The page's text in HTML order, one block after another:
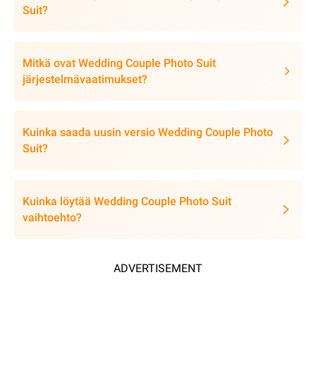
Suit?
Mitkä ovat Wedding Couple Photo Suit
järjestelmävaatimukset?
Kuinka saada uusin versio Wedding Couple Photo
Suit?
Kuinka löytää Wedding Couple Photo Suit
vaihtoehto?
ADVERTISEMENT